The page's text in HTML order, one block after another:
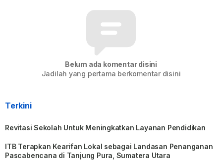
Belum ada komentar disini
Jadilah yang pertama berkomentar disini
Terkini
Revitasi Sekolah Untuk Meningkatkan Layanan Pendidikan
ITB Terapkan Kearifan Lokal sebagai Landasan Penanganan
Pascabencana di Tanjung Pura, Sumatera Utara